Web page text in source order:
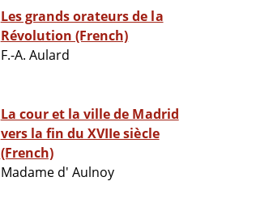
Les grands orateurs de la
Révolution (French)
F.-A. Aulard
La cour et la ville de Madrid
vers la fin du XVIIe siècle
(French)
Madame d' Aulnoy